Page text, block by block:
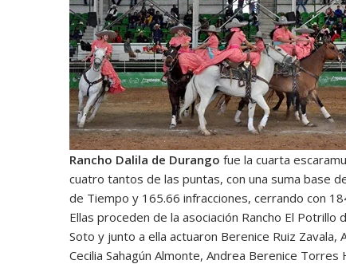
Rancho Dalila de Durango fue la cuarta
cuatro tantos de las puntas, con una suma base
de Tiempo y 165.66 infracciones, cerrando con
Ellas proceden de la asociación Rancho El
Soto y junto a ella actuaron Berenice Ruiz Zavala,
Cecilia Sahagún Almonte, Andrea Berenice